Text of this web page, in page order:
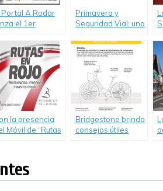
Portal A Rodar
el 1er
más
Primavera y
Seguridad Vial: una
posible
la presencia
Móvil de “Rutas
renueva
compromiso con
Bridgestone brinda
consejos útiles